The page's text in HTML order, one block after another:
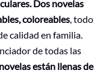
Dos novelas
coloreables, todo
calidad en familia.
de todas las
están llenas de